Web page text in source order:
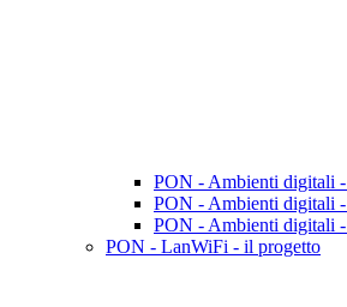
PON - Ambienti digitali
PON - Ambienti digitali
PON - Ambienti digitali
PON - LanWiFi - il progetto